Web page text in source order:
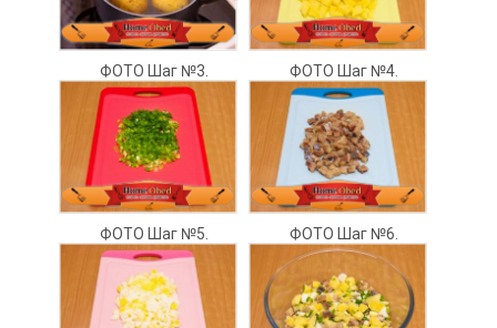
ФОТО Шаг №3. ФОТО Шаг №4.
ФОТО Шаг №5. ФОТО Шаг №6.